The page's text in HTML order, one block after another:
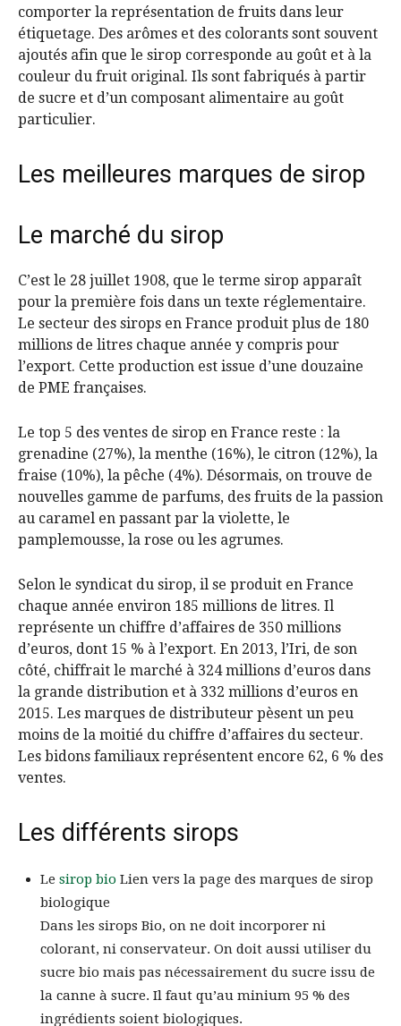
comporter la représentation de fruits dans leur
étiquetage. Des arômes et des colorants sont souvent
ajoutés afin que le sirop corresponde au goût et à la
couleur du fruit original. Ils sont fabriqués à partir
de sucre et d’un composant alimentaire au goût
particulier.
Les meilleures marques de sirop
Le marché du sirop
C’est le 28 juillet 1908, que le terme sirop apparaît
pour la première fois dans un texte réglementaire.
Le secteur des sirops en France produit plus de 180
millions de litres chaque année y compris pour
l’export. Cette production est issue d’une douzaine
de PME françaises.
Le top 5 des ventes de sirop en France reste : la
grenadine (27%), la menthe (16%), le citron (12%), la
fraise (10%), la pêche (4%). Désormais, on trouve de
nouvelles gamme de parfums, des fruits de la passion
au caramel en passant par la violette, le
pamplemousse, la rose ou les agrumes.
Selon le syndicat du sirop, il se produit en France
chaque année environ 185 millions de litres. Il
représente un chiffre d’affaires de 350 millions
d’euros, dont 15 % à l’export. En 2013, l’Iri, de son
côté, chiffrait le marché à 324 millions d’euros dans
la grande distribution et à 332 millions d’euros en
2015. Les marques de distributeur pèsent un peu
moins de la moitié du chiffre d’affaires du secteur.
Les bidons familiaux représentent encore 62, 6 % des
ventes.
Les différents sirops
Le sirop bio Lien vers la page des marques de sirop
biologique
Dans les sirops Bio, on ne doit incorporer ni
colorant, ni conservateur. On doit aussi utiliser du
sucre bio mais pas nécessairement du sucre issu de
la canne à sucre. Il faut qu’au minium 95 % des
ingrédients soient biologiques.